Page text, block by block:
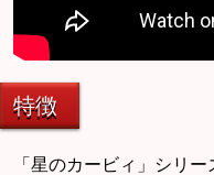
特徴
「星のカービィ」シリ